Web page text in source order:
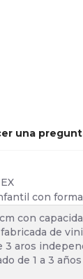
una
con forma
con
de
3 aros
de 1 a 3 años